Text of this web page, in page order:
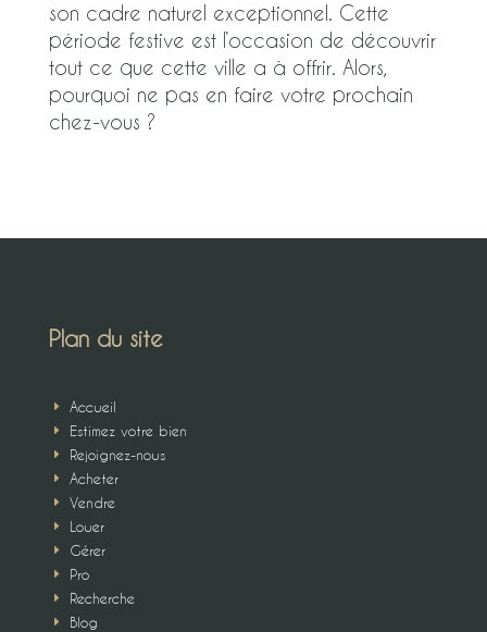
son cadre naturel exceptionnel. Cette
période festive est l’occasion de découvrir
tout ce que cette ville a à offrir. Alors,
pourquoi ne pas en faire votre prochain
chez-vous ?
Plan du site
E Accueil
E Estimez votre bien
E Rejoignez-nous
E Acheter
E Vendre
E Louer
E Gérer
E Pro
E Recherche
E Blog